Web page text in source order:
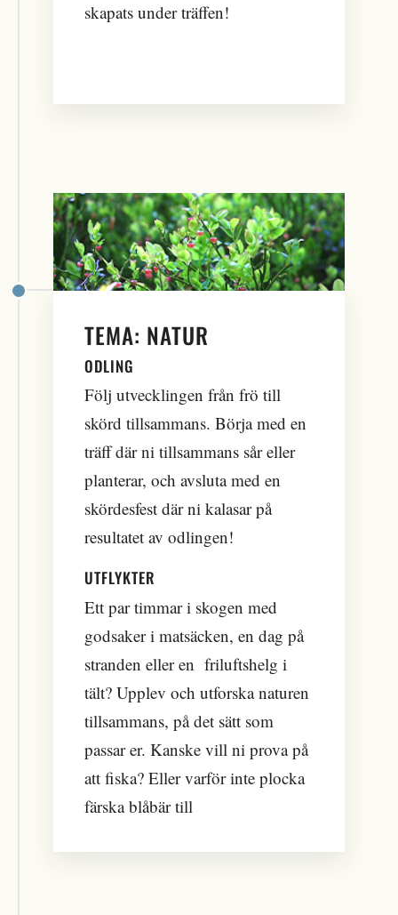
skapats under träffen!
TEMA: NATUR
ODLING
Följ utvecklingen från frö till
skörd tillsammans. Börja med en
träff där ni tillsammans sår eller
planterar, och avsluta med en
skördesfest där ni kalasar på
resultatet av odlingen!
UTFLYKTER
Ett par timmar i skogen med
godsaker i matsäcken, en dag på
stranden eller en friluftshelg i
tält? Upplev och utforska naturen
tillsammans, på det sätt som
passar er. Kanske vill ni prova på
att fiska? Eller varför inte plocka
färska blåbär till